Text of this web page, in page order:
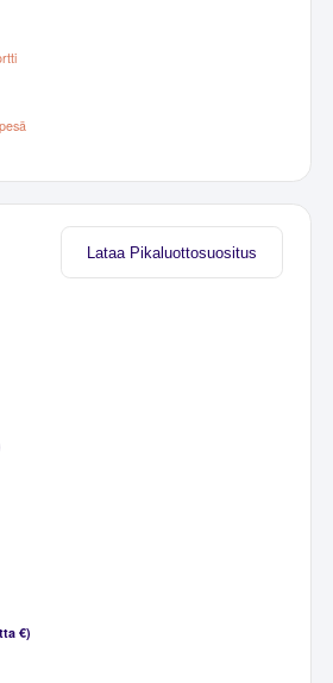
Lataa Pikaluottosuositus
€)